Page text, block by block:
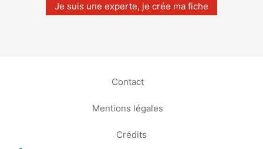
Je suis une experte, je crée ma fiche
Contact
Mentions légales
Crédits